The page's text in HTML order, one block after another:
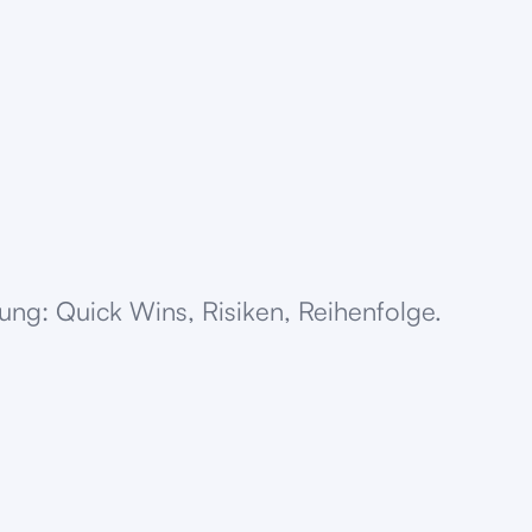
Quick Wins, Risiken, Reihenfolge.